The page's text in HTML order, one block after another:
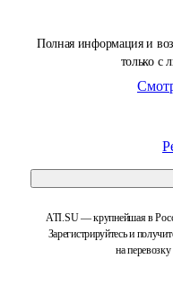
Полная информация и
только с
ATI.SU — крупнейшая в
Зарегистрируйтесь и
на